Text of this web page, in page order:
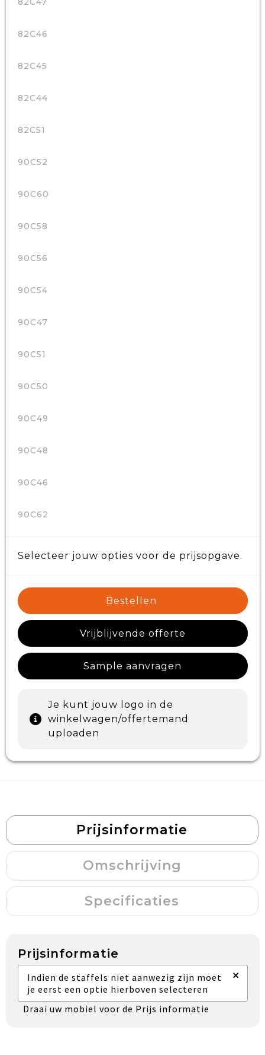
82C46
82C45
82C44
82C51
90C52
90C60
90C58
90C56
90C54
90C47
90C51
90C50
90C49
90C48
90C46
90C62
Selecteer jouw opties voor de prijsopgave.
Bestellen
Vrijblijvende offerte
Sample aanvragen
Je kunt jouw logo in de
winkelwagen/offertemand
uploaden
Prijsinformatie
Omschrijving
Specificaties
Prijsinformatie
Indien de staffels niet aanwezig zijn moet
je eerst een optie hierboven selecteren
×
Draai uw mobiel voor de Prijs informatie